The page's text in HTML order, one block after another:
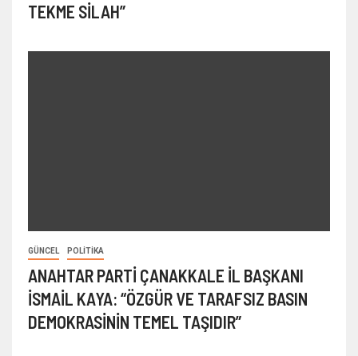
TEKME SİLAH”
GÜNCEL POLITIKA
ANAHTAR PARTİ ÇANAKKALE İL BAŞKANI
İSMAİL KAYA: “ÖZGÜR VE TARAFSIZ BASIN
DEMOKRASİNİN TEMEL TAŞIDIR”